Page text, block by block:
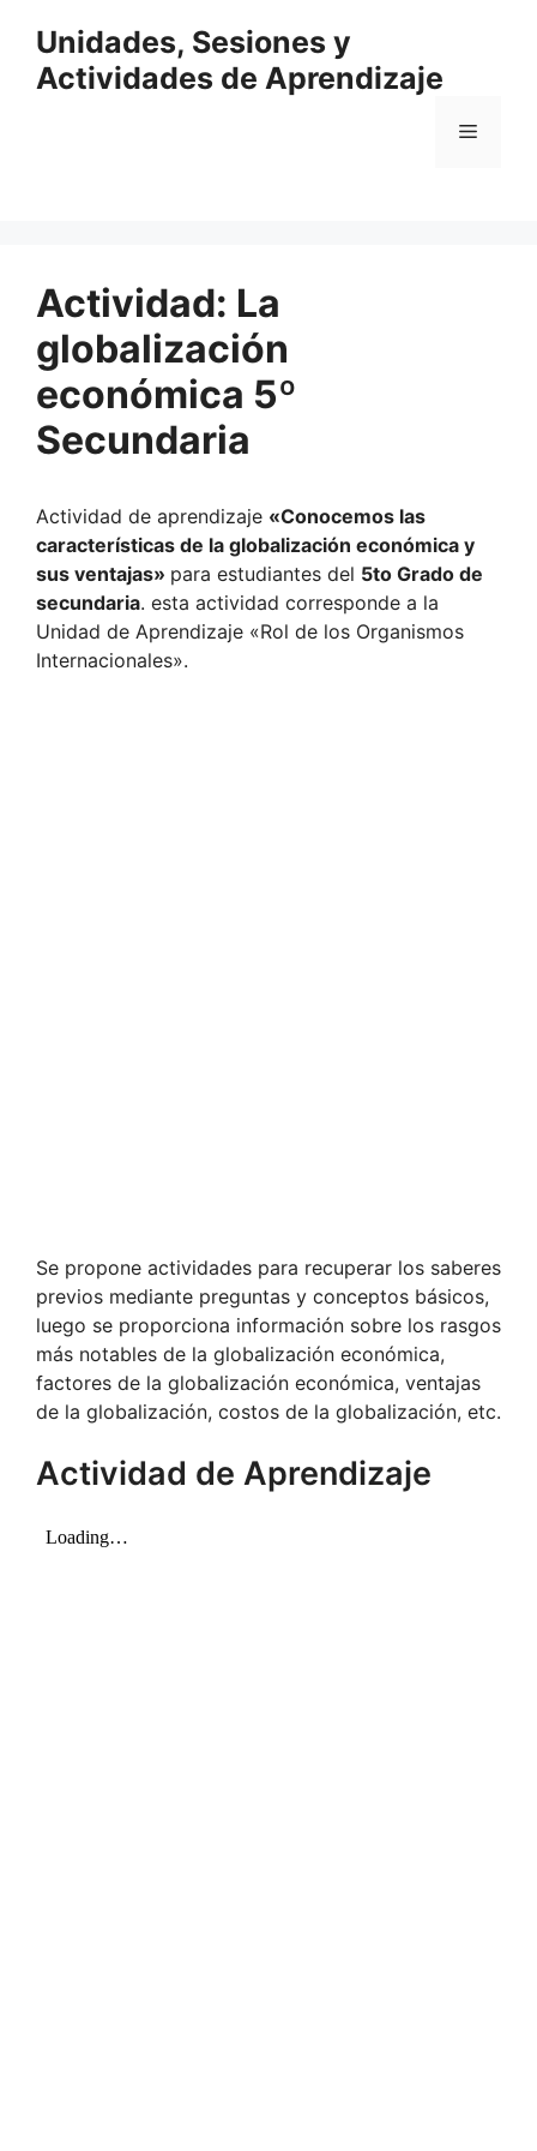
contenido
Unidades, Sesiones y
Actividades de Aprendizaje
Menú
Actividad: La
globalización
económica 5º
Secundaria
Actividad de aprendizaje «Conocemos las
características de la globalización económica y
sus ventajas» para estudiantes del 5to Grado de
secundaria. esta actividad corresponde a la
Unidad de Aprendizaje «Rol de los Organismos
Internacionales».
Se propone actividades para recuperar los saberes
previos mediante preguntas y conceptos básicos,
luego se proporciona información sobre los rasgos
más notables de la globalización económica,
factores de la globalización económica, ventajas
de la globalización, costos de la globalización, etc.
Actividad de Aprendizaje